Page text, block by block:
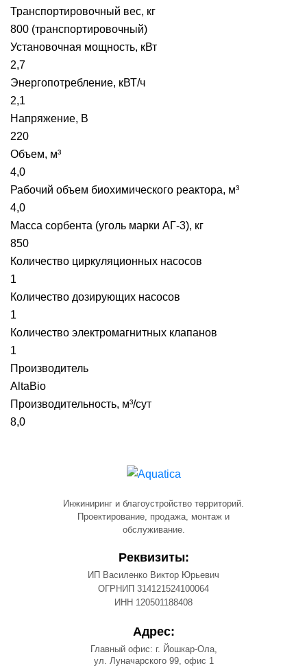
Транспортировочный вес, кг
800 (транспортировочный)
Установочная мощность, кВт
2,7
Энергопотребление, кВТ/ч
2,1
Напряжение, В
220
Объем, м³
4,0
Рабочий объем биохимического реактора, м³
4,0
Масса сорбента (уголь марки АГ-3), кг
850
Количество циркуляционных насосов
1
Количество дозирующих насосов
1
Количество электромагнитных клапанов
1
Производитель
AltaBio
Производительность, м³/сут
8,0
Инжиниринг и благоустройство территорий.
Проектирование, продажа, монтаж и
обслуживание.
Реквизиты:
ИП Василенко Виктор Юрьевич
ОГРНИП 314121524100064
ИНН 120501188408
Адрес:
Главный офис: г. Йошкар-Ола,
ул. Луначарского 99, офис 1